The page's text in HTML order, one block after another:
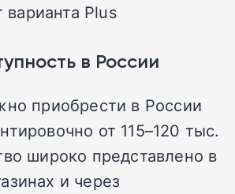
Plus
в России
приобрести в России
от 115–120 тыс.
широко представлено в
и через